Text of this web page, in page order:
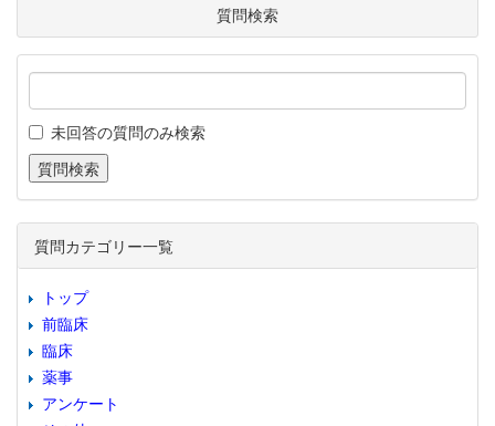
質問検索
未回答の質問のみ検索
質問カテゴリー一覧
トップ
前臨床
臨床
薬事
アンケート